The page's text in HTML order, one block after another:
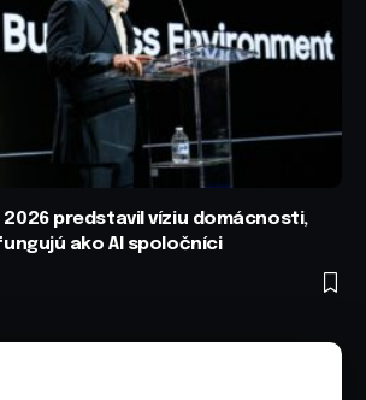
2026 predstavil víziu domácnosti,
ako AI spoločníci